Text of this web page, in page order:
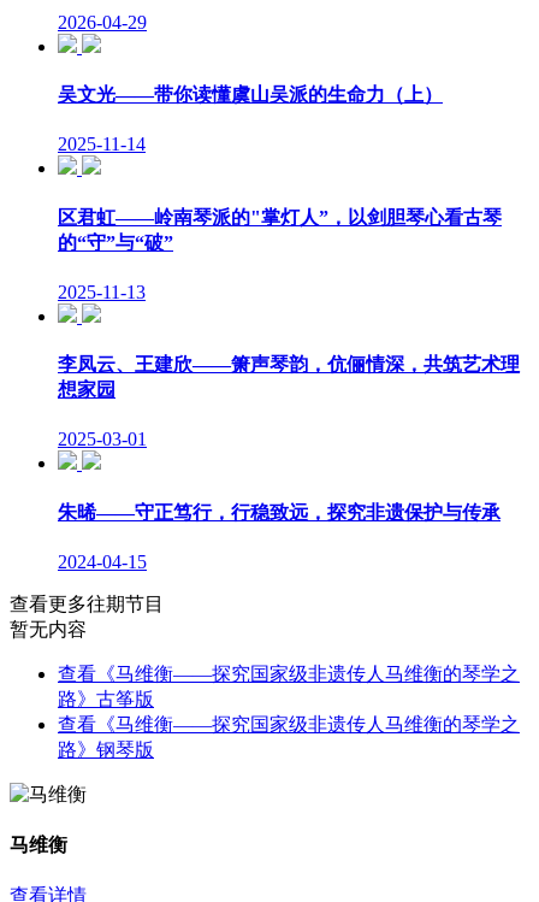
2026-04-29
吴文光——带你读懂虞山吴派的生命力（上）
2025-11-14
区君虹——岭南琴派的"掌灯人”，以剑胆琴心看古琴
的“守”与“破”
2025-11-13
李凤云、王建欣——箫声琴韵，伉俪情深，共筑艺术理
想家园
2025-03-01
朱晞——守正笃行，行稳致远，探究非遗保护与传承
2024-04-15
查看更多往期节目
暂无内容
查看《马维衡——探究国家级非遗传人马维衡的琴学之
路》古筝版
查看《马维衡——探究国家级非遗传人马维衡的琴学之
路》钢琴版
马维衡
查看详情